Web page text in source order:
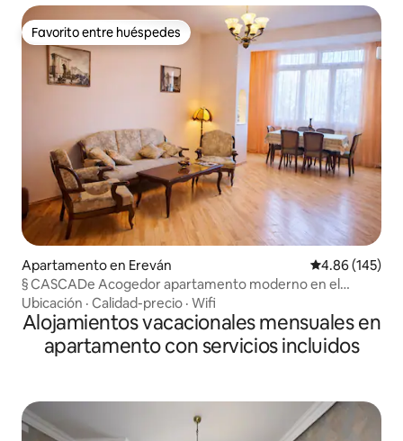
Favorito entre huéspedes
Favorito entre huéspedes
Apartamento en Ereván Calificación
4.86 (145)
§ CASCADe Acogedor apartamento moderno en el
centro, con vistas a la Ópera
Ubicación · Calidad-precio · Wifi
Alojamientos vacacionales mensuales en
apartamento con servicios incluidos